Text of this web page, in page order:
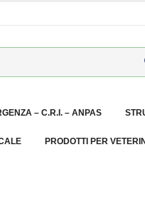
– C.R.I. – ANPAS
PRODOTTI PER